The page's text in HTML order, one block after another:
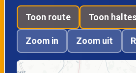
Toon route Toon haltes
Zoom in Zoom uit